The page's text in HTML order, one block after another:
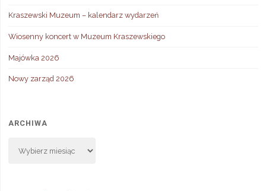
Kraszewski Muzeum – kalendarz wydarzeń
Wiosenny koncert w Muzeum Kraszewskiego
Majówka 2026
Nowy zarząd 2026
ARCHIWA